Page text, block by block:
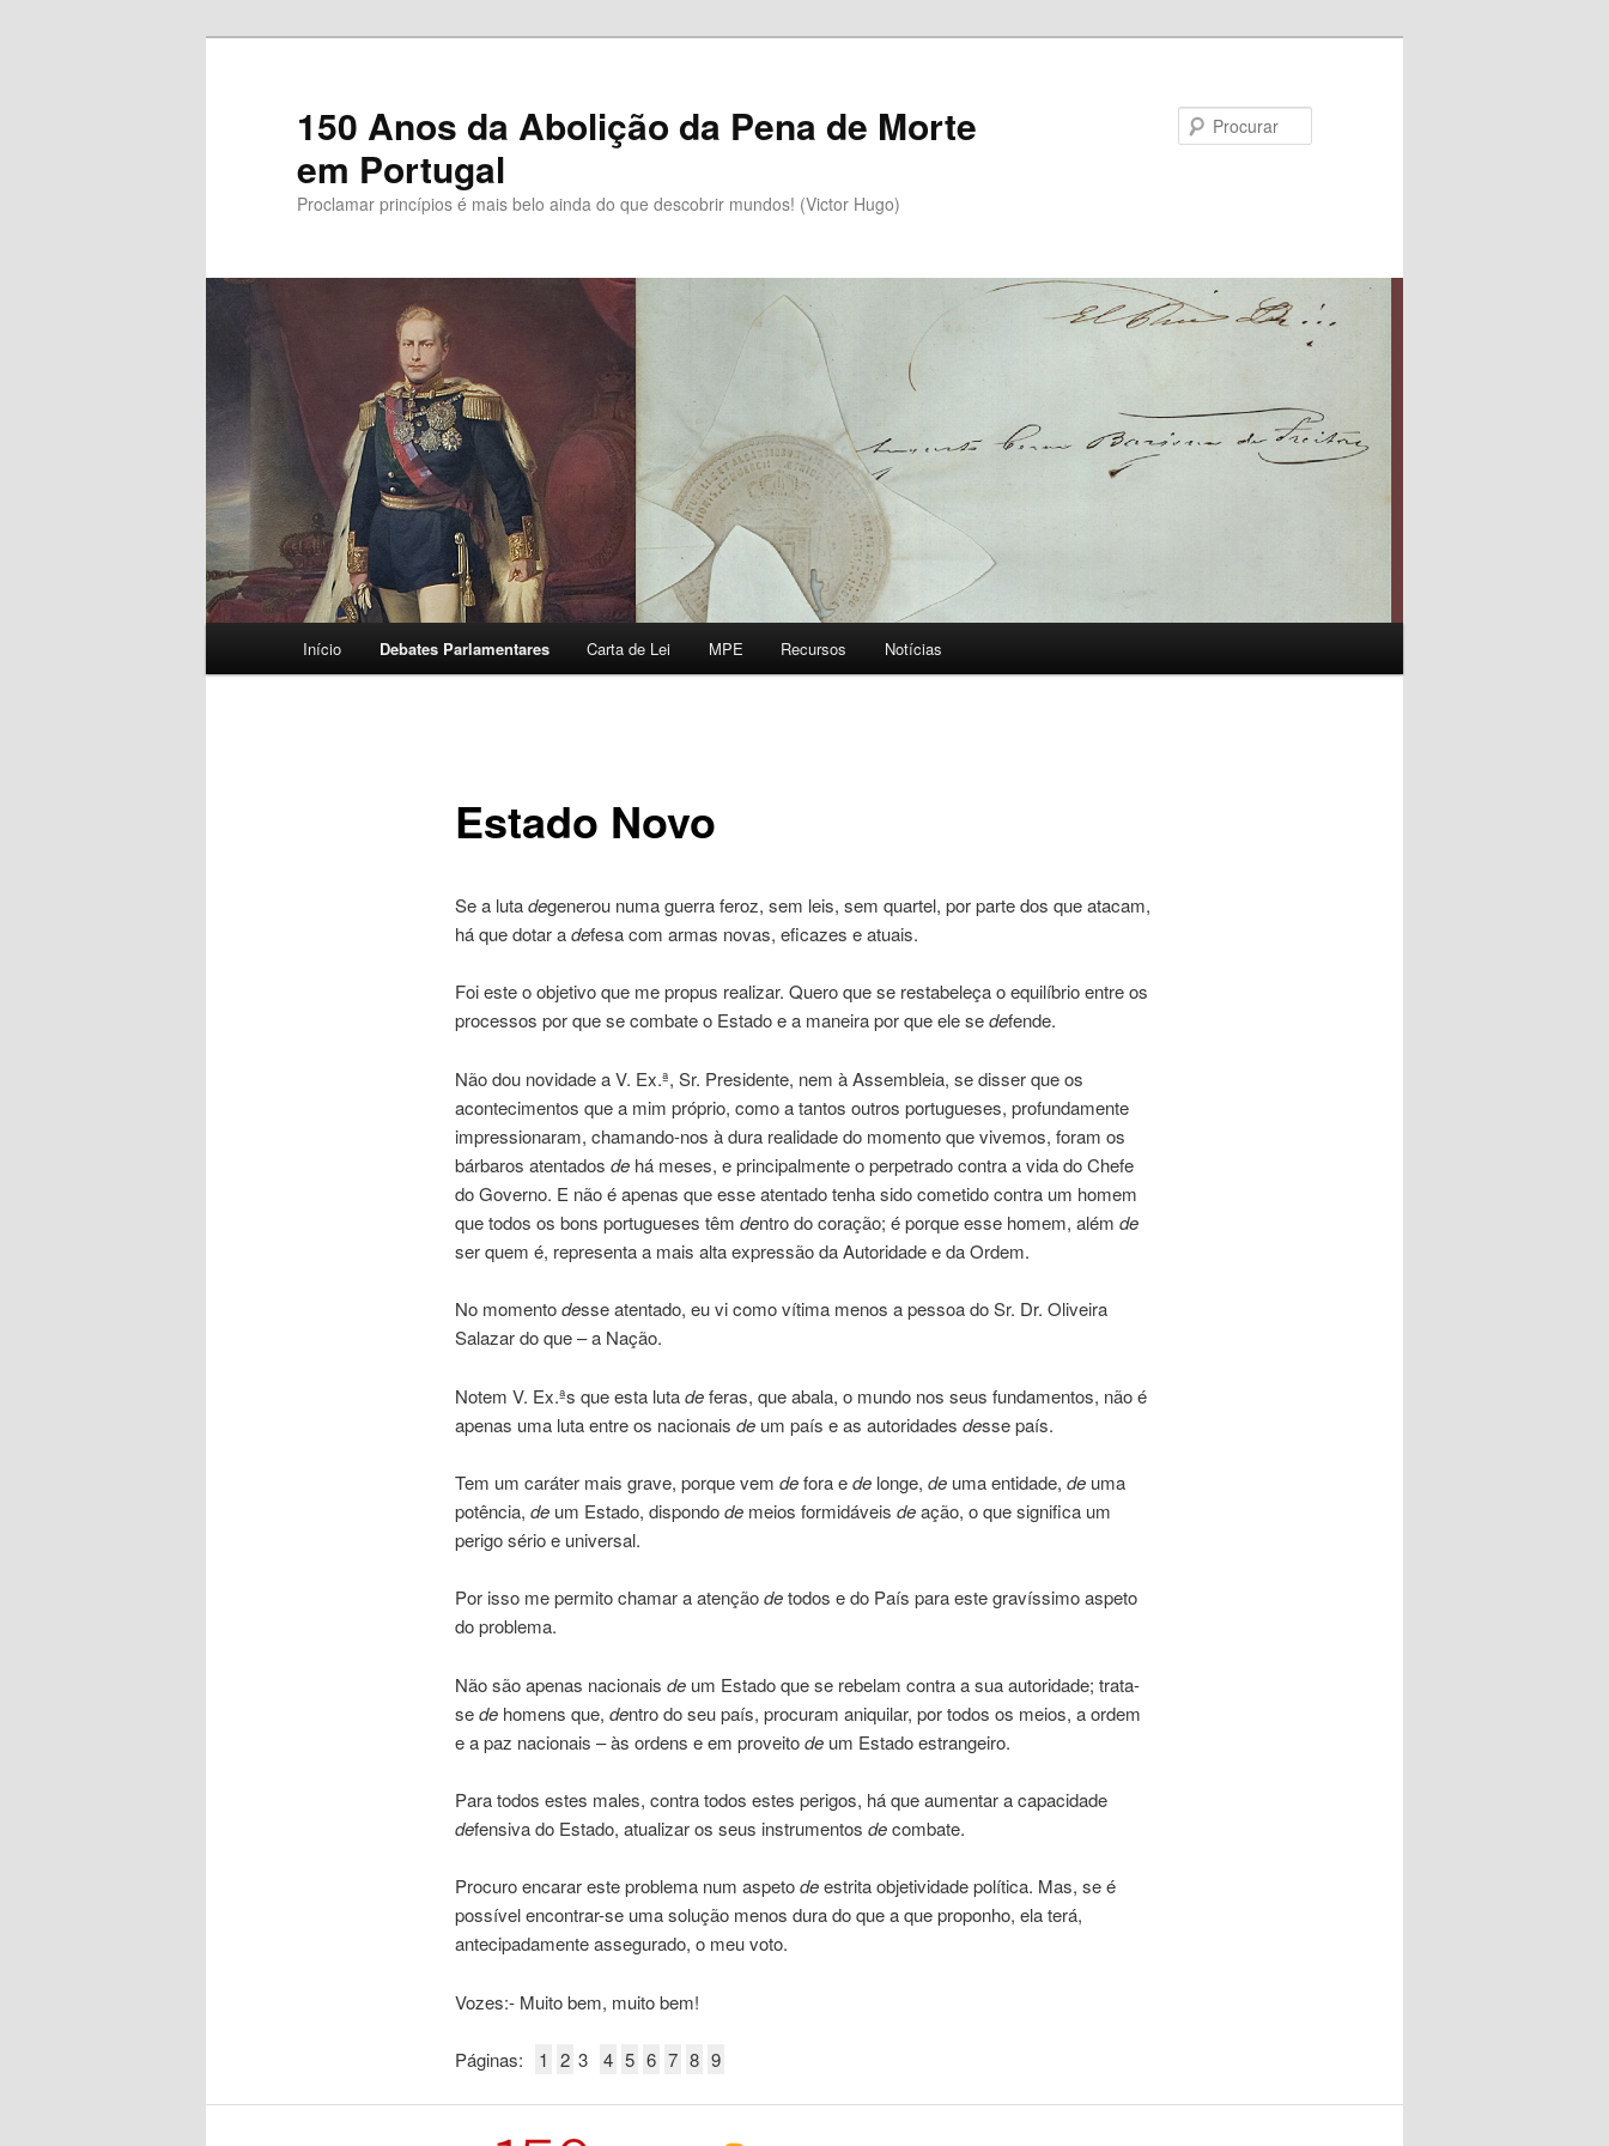
150 Anos da Abolição da Pena de Morte
em Portugal
Proclamar princípios é mais belo ainda do que descobrir mundos! (Victor Hugo)
Início Debates Parlamentares Carta de Lei MPE Recursos Notícias
Estado Novo
Se a lutadegenerou numa guerra feroz, sem leis, sem quartel, por parte dos que atacam,
há que dotar adefesa com armas novas, eficazes e atuais.
Foi este o objetivo que me propus realizar. Quero que se restabeleça o equilíbrio entre os
processos por que se combate o Estado e a maneira por que ele sedefende.
Não dou novidade a V. Ex.ª, Sr. Presidente, nem à Assembleia, se disser que os
acontecimentos que a mim próprio, como a tantos outros portugueses, profundamente
impressionaram, chamando-nos à dura realidade do momento que vivemos, foram os
bárbaros atentados dehá meses, e principalmente o perpetrado contra a vida do Chefe
do Governo. E não é apenas que esse atentado tenha sido cometido contra um homem
que todos os bons portugueses têm dentro do coração; é porque esse homem, além de
ser quem é, representa a mais alta expressão da Autoridade e da Ordem.
No momentodesse atentado, eu vi como vítima menos a pessoa do Sr. Dr. Oliveira
Salazar do que – a Nação.
Notem V. Ex.ªs que esta lutadeferas, que abala, o mundo nos seus fundamentos, não é
apenas uma luta entre os nacionais deum país e as autoridades desse país.
Tem um caráter mais grave, porque vem defora edelonge, deuma entidade, deuma
potência, deum Estado, dispondodemeios formidáveis deação, o que significa um
perigo sério e universal.
Por isso me permito chamar a atençãodetodos e do País para este gravíssimo aspeto
do problema.
Não são apenas nacionais deum Estado que se rebelam contra a sua autoridade; trata-
sedehomens que, dentro do seu país, procuram aniquilar, por todos os meios, a ordem
e a paz nacionais – às ordens e em proveitodeum Estado estrangeiro.
Para todos estes males, contra todos estes perigos, há que aumentar a capacidade
defensiva do Estado, atualizar os seus instrumentos decombate.
Procuro encarar este problema num aspetodeestrita objetividade política. Mas, se é
possível encontrar-se uma solução menos dura do que a que proponho, ela terá,
antecipadamente assegurado, o meu voto.
Vozes:- Muito bem, muito bem!
Páginas: 1 2 3 4 5 6 7 8 9